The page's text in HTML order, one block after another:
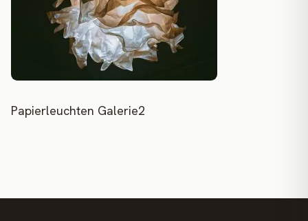
Papierleuchten Galerie2